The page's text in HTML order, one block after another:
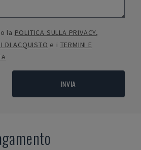
la POLITICA SULLA PRIVACY,
DI ACQUISTO e i TERMINI E
INVIA